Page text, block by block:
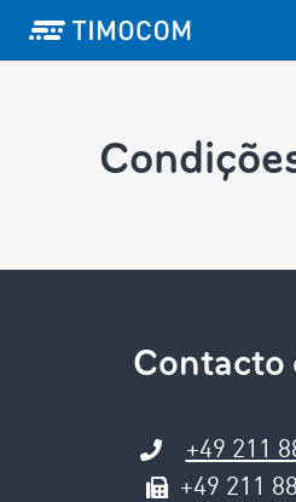
+49 211
+49 211